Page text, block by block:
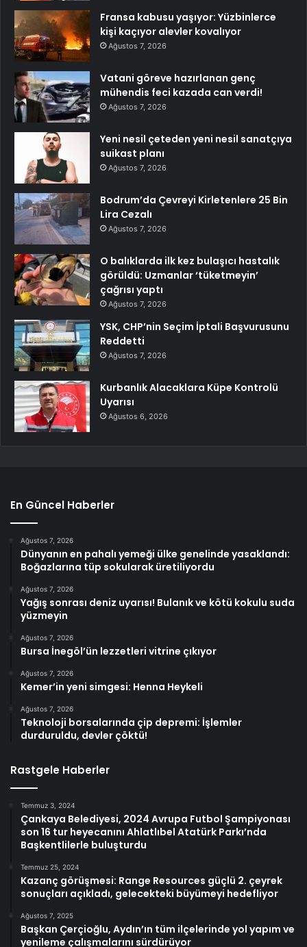
Fransa kabusu yaşıyor: Yüzbinlerce
kişi kaçıyor alevler kovalıyor
Ağustos 7, 2026
Vatani göreve hazırlanan genç
mühendis feci kazada can verdi!
Ağustos 7, 2026
Yeni nesil çeteden yeni nesil sanatçıya
suikast planı
Ağustos 7, 2026
Bodrum’da Çevreyi Kirletenlere 25 Bin
Lira Cezalı
Ağustos 7, 2026
O balıklarda ilk kez bulaşıcı hastalık
görüldü: Uzmanlar ‘tüketmeyin’
çağrısı yaptı
Ağustos 7, 2026
YSK, CHP’nin Seçim İptali Başvurusunu
Reddetti
Ağustos 7, 2026
Kurbanlık Alacaklara Küpe Kontrolü
Uyarısı
Ağustos 6, 2026
En Güncel Haberler
Ağustos 7, 2026
Dünyanın en pahalı yemeği ülke genelinde yasaklandı:
Boğazlarına tüp sokularak üretiliyordu
Ağustos 7, 2026
Yağış sonrası deniz uyarısı! Bulanık ve kötü kokulu suda
yüzmeyin
Ağustos 7, 2026
Bursa İnegöl’ün lezzetleri vitrine çıkıyor
Ağustos 7, 2026
Kemer’in yeni simgesi: Henna Heykeli
Ağustos 7, 2026
Teknoloji borsalarında çip depremi: İşlemler
durduruldu, devler çöktü!
Rastgele Haberler
Temmuz 3, 2024
Çankaya Belediyesi, 2024 Avrupa Futbol Şampiyonası
son 16 tur heyecanını Ahlatlıbel Atatürk Parkı’nda
Başkentlilerle buluşturdu
Temmuz 25, 2024
Kazanç görüşmesi: Range Resources güçlü 2. çeyrek
sonuçları açıkladı, gelecekteki büyümeyi hedefliyor
Ağustos 7, 2025
Başkan Çerçioğlu, Aydın’ın tüm ilçelerinde yol yapım ve
yenileme çalışmalarını sürdürüyor